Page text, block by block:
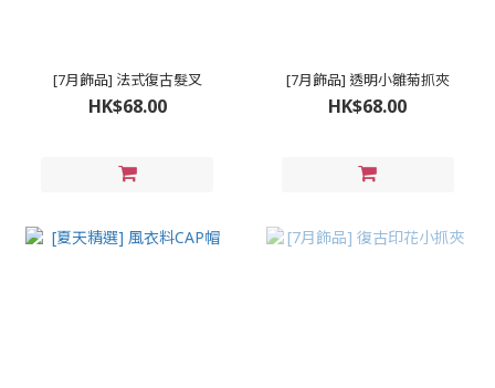
[7月飾品] 法式復古髮叉
HK$68.00
[7月飾品] 透明小雛菊抓夾
HK$68.00